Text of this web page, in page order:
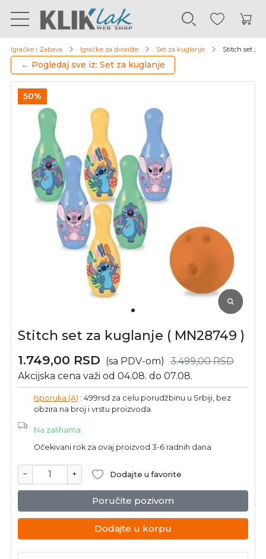
Igračke i Zabava Igračke za dvorište Set za kuglanje Stitch set za
← Pogledaj sve iz: Set za kuglanje
50%
Stitch set za kuglanje ( MN28749 )
1.749,00 RSD (sa PDV-om) 3.499,00RSD
Akcijska cena važi od 04.08. do 07.08.
Isporuka (A) : 499rsd za celu porudžbinu u Srbiji, bez
obzira na broj i vrstu proizvoda.
Na zalihama
Očekivani rok za ovaj proizvod 3-6 radnih dana
− + Dodajte u favorite
Poručite pozivom
Dodajte u korpu